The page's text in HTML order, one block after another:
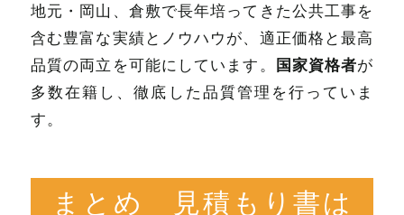
地元・岡山、倉敷で長年培ってきた公共工事を
含む豊富な実績とノウハウが、適正価格と最高
品質の両立を可能にしています。 国家資格者が
多数在籍し、徹底した品質管理を行っていま
す。
まとめ 見積もり書は